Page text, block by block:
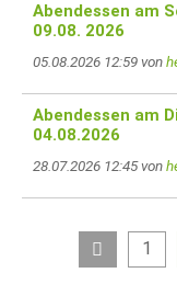
Abendessen am
09.08. 2026
05.08.2026 12:59 von
Abendessen am
04.08.2026
28.07.2026 12:45 von
1